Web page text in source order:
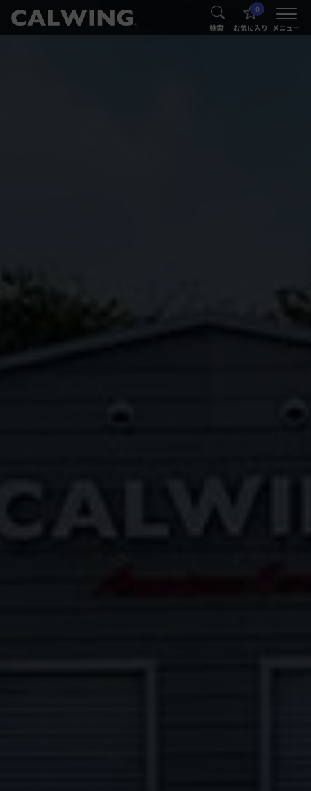
® 検索
0
お気に入り メニュー
®